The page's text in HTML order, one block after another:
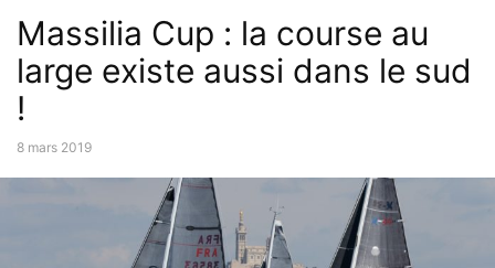
Massilia Cup : la course au
large existe aussi dans le sud
!
8 mars 2019